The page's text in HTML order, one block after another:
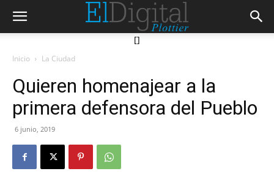
[]
Inicio La Ciudad
Quieren homenajear a la
primera defensora del Pueblo
6 junio, 2019